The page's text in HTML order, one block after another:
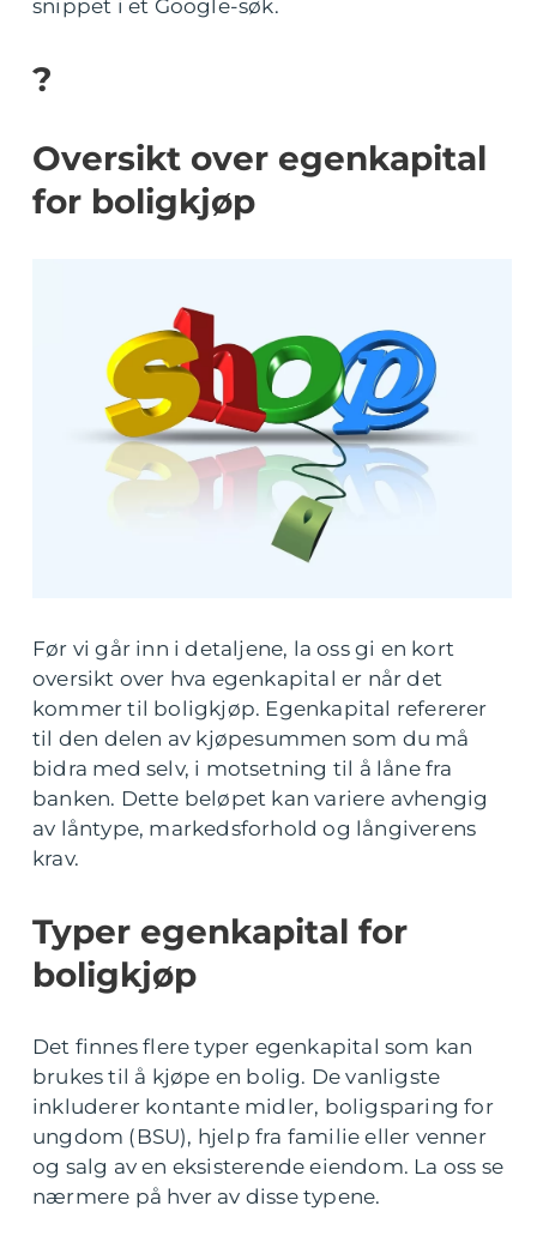
snippet i et Google-søk.
?
Oversikt over egenkapital
for boligkjøp
Før vi går inn i detaljene, la oss gi en kort
oversikt over hva egenkapital er når det
kommer til boligkjøp. Egenkapital refererer
til den delen av kjøpesummen som du må
bidra med selv, i motsetning til å låne fra
banken. Dette beløpet kan variere avhengig
av låntype, markedsforhold og långiverens
krav.
Typer egenkapital for
boligkjøp
Det finnes flere typer egenkapital som kan
brukes til å kjøpe en bolig. De vanligste
inkluderer kontante midler, boligsparing for
ungdom (BSU), hjelp fra familie eller venner
og salg av en eksisterende eiendom. La oss se
nærmere på hver av disse typene.